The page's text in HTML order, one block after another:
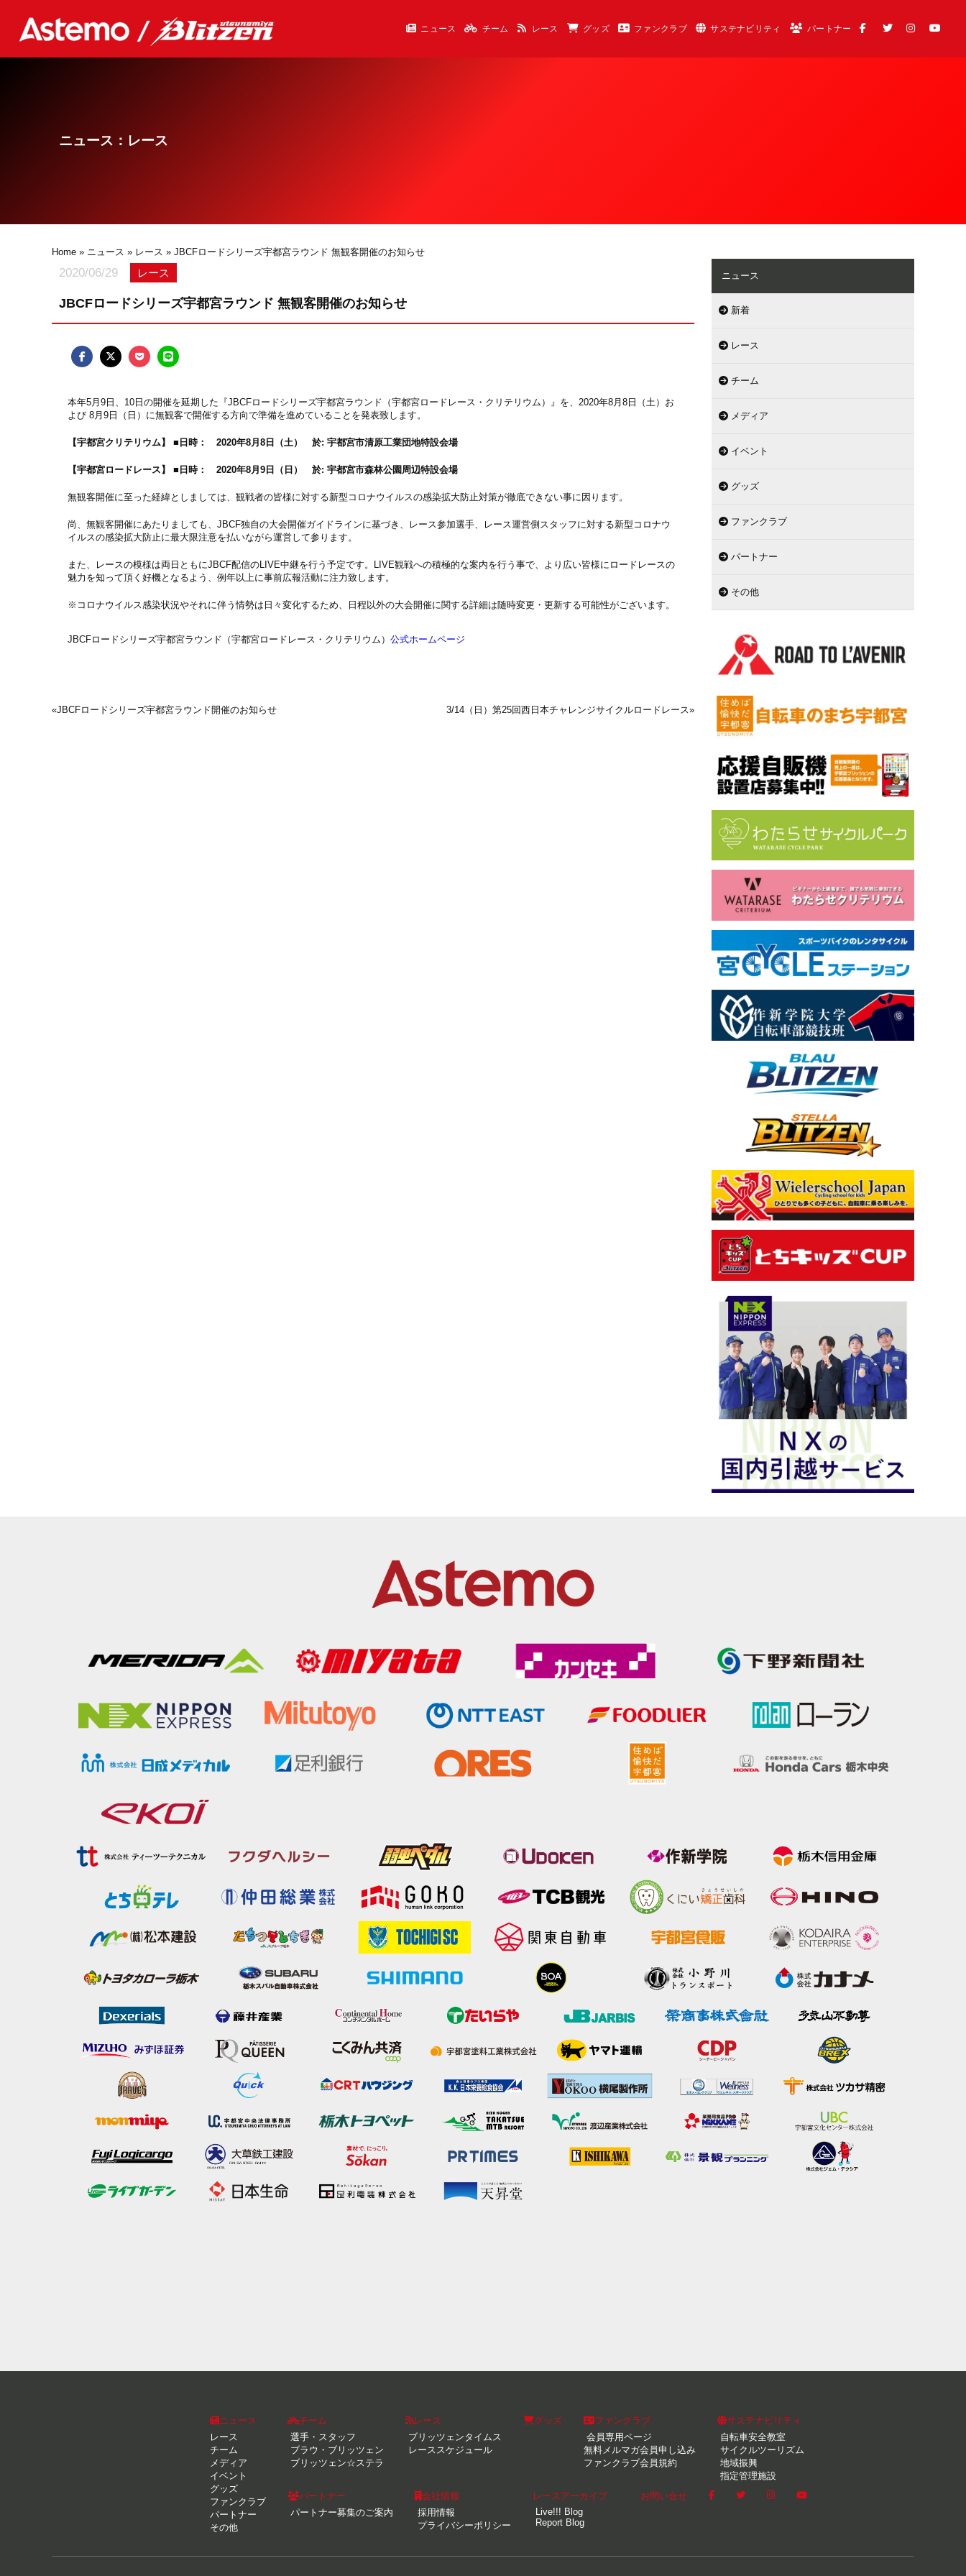
ニュース チーム レース グッズ ファンクラブ サステナビリティ パートナー
ニュース：レース
Home » ニュース » レース » JBCFロードシリーズ宇都宮ラウンド 無観客開催のお知らせ
2020/06/29 レース
JBCFロードシリーズ宇都宮ラウンド 無観客開催のお知らせ
本年5月9日、10日の開催を延期した『JBCFロードシリーズ宇都宮ラウンド（宇都宮ロードレース・クリテリウム）』を、2020年8月8日（土）お
よび 8月9日（日）に無観客で開催する方向で準備を進めていることを発表致します。
【宇都宮クリテリウム】 ■日時： 2020年8月8日（土） 於: 宇都宮市清原工業団地特設会場
【宇都宮ロードレース】 ■日時： 2020年8月9日（日） 於: 宇都宮市森林公園周辺特設会場
無観客開催に至った経緯としましては、観戦者の皆様に対する新型コロナウイルスの感染拡大防止対策が徹底できない事に因ります。
尚、無観客開催にあたりましても、JBCF独自の大会開催ガイドラインに基づき、レース参加選手、レース運営側スタッフに対する新型コロナウ
イルスの感染拡大防止に最大限注意を払いながら運営して参ります。
また、レースの模様は両日ともにJBCF配信のLIVE中継を行う予定です。LIVE観戦への積極的な案内を行う事で、より広い皆様にロードレースの
魅力を知って頂く好機となるよう、例年以上に事前広報活動に注力致します。
※コロナウイルス感染状況やそれに伴う情勢は日々変化するため、日程以外の大会開催に関する詳細は随時変更・更新する可能性がございます。
JBCFロードシリーズ宇都宮ラウンド（宇都宮ロードレース・クリテリウム）公式ホームページ
«JBCFロードシリーズ宇都宮ラウンド開催のお知らせ 3/14（日）第25回西日本チャレンジサイクルロードレース»
ニュース
新着
レース
チーム
メディア
イベント
グッズ
ファンクラブ
パートナー
その他
ニュース
レース
チーム
メディア
イベント
グッズ
ファンクラブ
パートナー
その他
チーム
選手・スタッフ
ブラウ・ブリッツェン
ブリッツェン☆ステラ
レース
ブリッツェンタイムス
レーススケジュール
グッズ
ファンクラブ
会員専用ページ
無料メルマガ会員申し込み
ファンクラブ会員規約
サステナビリティ
自転車安全教室
サイクルツーリズム
地域振興
指定管理施設
パートナー
パートナー募集のご案内
会社情報
採用情報
プライバシーポリシー
レースアーカイブ
Live!!! Blog
Report Blog
お問い合せ